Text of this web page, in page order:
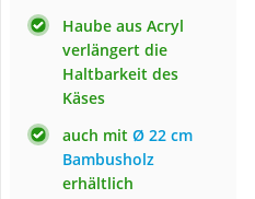
Haube aus Acryl
verlängert die
Haltbarkeit des
Käses
auch mit Ø 22 cm
Bambusholz
erhältlich